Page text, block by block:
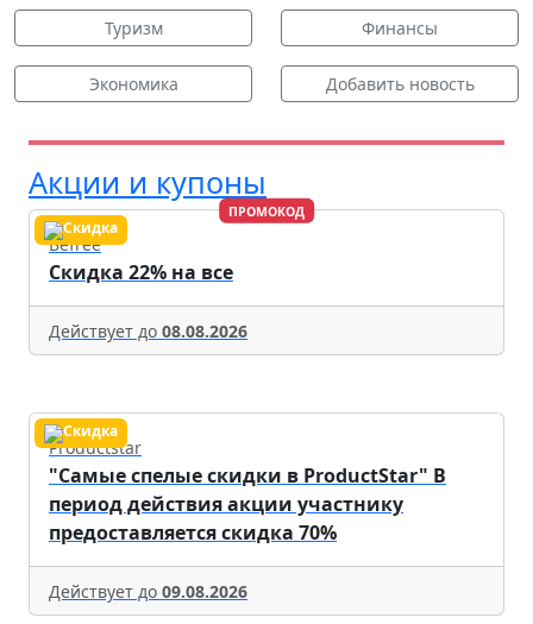
Туризм Финансы
Экономика Добавить новость
Акции и купоны
ПРОМОКОД
Befree
Скидка 22% на все
Действует до 08.08.2026
Productstar
"Самые спелые скидки в ProductStar" В
период действия акции участнику
предоставляется скидка 70%
Действует до 09.08.2026